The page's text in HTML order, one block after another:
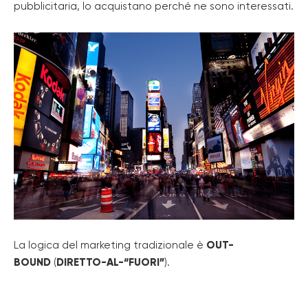
pubblicitaria, lo acquistano perché ne sono interessati.
La logica del marketing tradizionale è OUT-
BOUND (DIRETTO-AL-“FUORI”).